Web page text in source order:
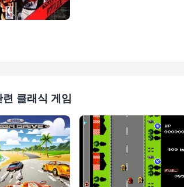
클래식 게임